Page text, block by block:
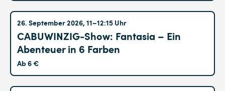
26. September 2026, 11–12:15 Uhr
CABUWINZIG-Show: Fantasia – Ein
Abenteuer in 6 Farben
Ab 6 €